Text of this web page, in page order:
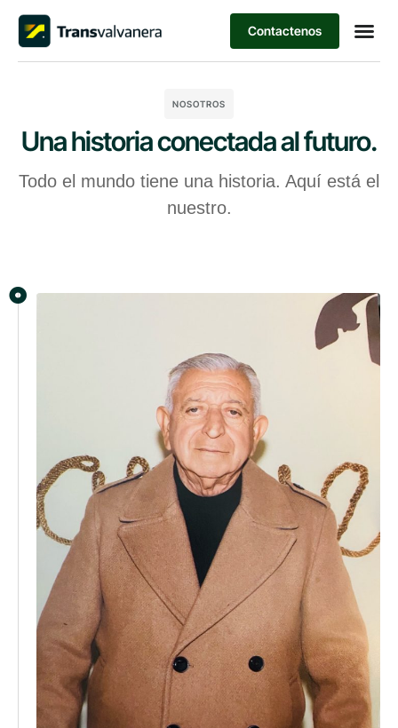
Contactenos
NOSOTROS
Una historia conectada al futuro.
Todo el mundo tiene una historia. Aquí está el
nuestro.